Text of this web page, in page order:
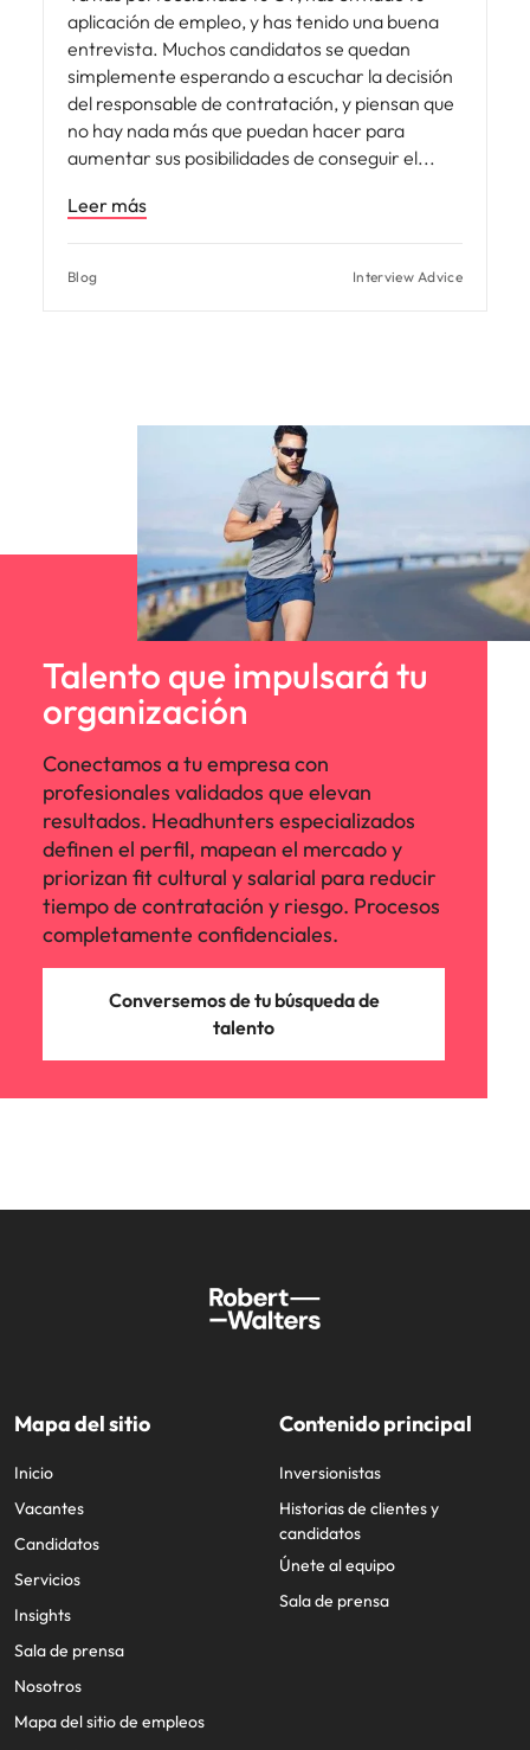
aplicación de empleo, y has tenido una buena
entrevista. Muchos candidatos se quedan
simplemente esperando a escuchar la decisión
del responsable de contratación, y piensan que
no hay nada más que puedan hacer para
aumentar sus posibilidades de conseguir el
Leer más
Blog Interview Advice
Talento que impulsará tu
organización
Conectamos a tu empresa con
profesionales validados que elevan
resultados. Headhunters especializados
definen el perfil, mapean el mercado y
priorizan fit cultural y salarial para reducir
tiempo de contratación y riesgo. Procesos
completamente confidenciales.
Conversemos de tu búsqueda de
talento
Mapa del sitio
Inicio
Vacantes
Candidatos
Servicios
Insights
Sala de prensa
Nosotros
Mapa del sitio de empleos
Contenido principal
Inversionistas
Historias de clientes y
candidatos
Únete al equipo
Sala de prensa